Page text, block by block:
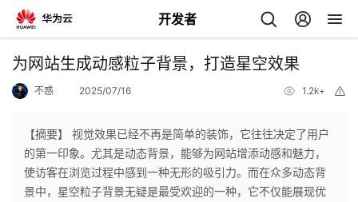
开发者
返
个
为网站生成动感粒子背景，打造星空效果
不惑 2025/07/16 1.2k+
【摘要】 视觉效果已经不再是简单的装饰，它往往决定了用户
的第一印象。尤其是动态背景，能够为网站增添动感和魅力，
使访客在浏览过程中感到一种无形的吸引力。而在众多动态背
景中，星空粒子背景无疑是最受欢迎的一种，它不仅能展现优